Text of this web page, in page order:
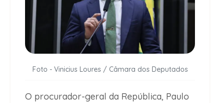
Foto - Vinicius Loures / Câmara dos Deputados
O procurador-geral da República, Paulo